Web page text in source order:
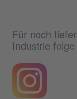
Für noch
Industrie